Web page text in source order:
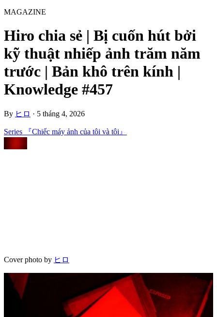
MAGAZINE
Hiro chia sẻ | Bị cuốn hút bởi
kỹ thuật nhiếp ảnh trăm năm
trước | Bản khô trên kính |
Knowledge #457
By ヒロ · 5 tháng 4, 2026
Series 『Chiếc máy ảnh của tôi và tôi』
Cover photo by ヒロ